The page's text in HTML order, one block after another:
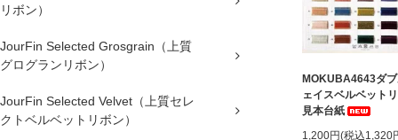
リボン）
JourFin Selected Grosgrain（上質
グログランリボン）
JourFin Selected Velvet（上質セレ
クトベルベットリボン）
MOKUBA4643ダ
ェイスベルベット
見本台紙
1,200円(税込1,320